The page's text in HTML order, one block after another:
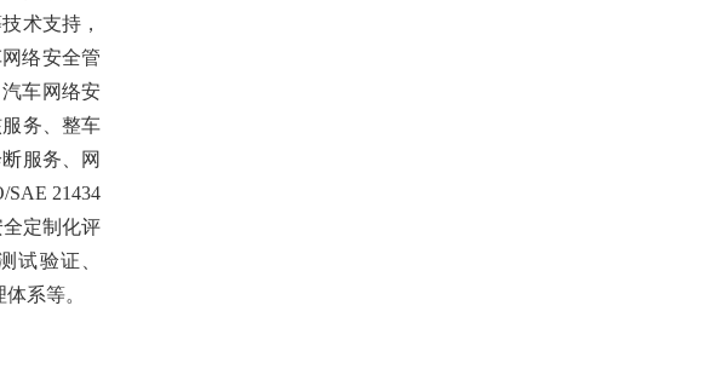
术支持，
络安全管
车网络安
务、整车
服务、网
21434
定制化评
试验证、
系等。